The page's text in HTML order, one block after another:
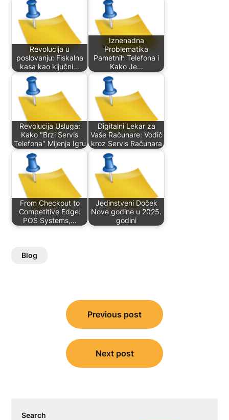
Revolucija u
poslovanju: Fiskalna
kasa kao ključni…
Iznenadna
Problematika
Pametnih Telefona i
Kako Je…
Revolucija Usluga:
Kako "Brzi Servis
Telefona" Mijenja Igru
Digitalni Lekar za
Vaše Računare: Vodič
kroz Servis Računara
From Checkout to
Competitive Edge:
POS Systems,…
Jedinstveni Doček
Nove godine u 2025.
godini
Blog
navigation
Previous post
Next post
Search